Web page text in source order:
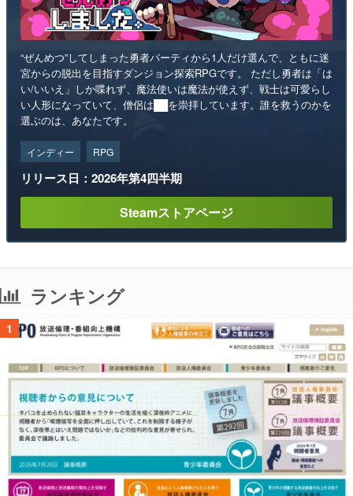
“ぜんめつ”してしまった勇者パーティから1人だけ選んで、ともに迷
宮からの脱出を目指すダンジョン探索RPGです。 ただし勇者は「は
い/いいえ」しか喋れず、魔法使いは魔法が使えず、戦士は可愛らし
い人形になっていて、僧侶は██を崇拝しています。誰を救うのかを
選ぶのは、あなたです。
インディー RPG
リリース日：2026年第4四半期
Steamストアページ
ランキング
1